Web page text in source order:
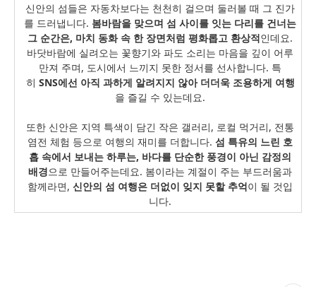
신안의 섬들은 자동차보다는 천천히 걸으며 둘러볼 때 그 진가
를 드러냅니다. 봄바람을 맞으며 섬 사이를 잇는 다리를 건너는
그 순간은, 마치 동화 속 한 장면처럼 평화롭고 환상적인데요.
바닷바람에 실려오는 꽃향기와 파도 소리는 마음을 깊이 어루
만져 주며, 도시에서 느끼지 못한 정서를 선사합니다. 특
히 SNS에선 아직 과하게 알려지지 않아 더더욱 조용하게 여행
을 즐길 수 있는데요.
또한 신안은 지역 특색이 담긴 작은 갤러리, 로컬 먹거리, 전통
염전 체험 등으로 여행의 재미를 더합니다. 섬 특유의 느린 호
흡 속에서 보내는 하루는, 바다를 단순한 풍경이 아닌 감정의
배경으로 만들어주는데요. 봄이라는 계절이 주는 부드러움과
함께라면, 신안의 섬 여행은 더없이 잊지 못할 추억이 될 것입
니다.